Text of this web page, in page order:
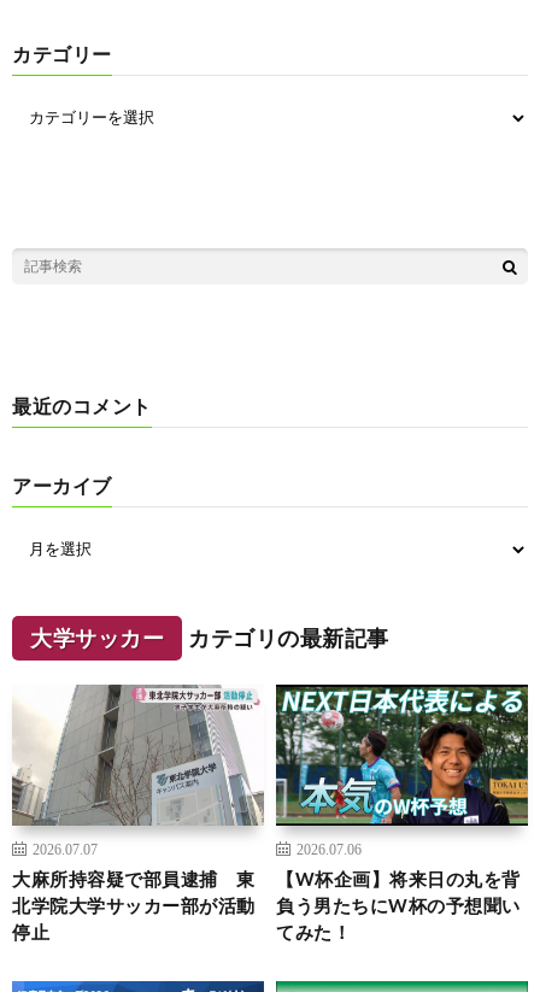
カテゴリー
最近のコメント
アーカイブ
大学サッカー カテゴリの最新記事
2026.07.07
大麻所持容疑で部員逮捕 東
北学院大学サッカー部が活動
停止
2026.07.06
【W杯企画】将来日の丸を背
負う男たちにW杯の予想聞い
てみた！